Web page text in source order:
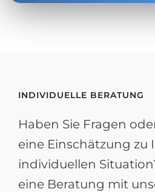
INDIVIDUELLE BERATUNG
Haben Sie Fragen
eine Einschätzung zu
individuellen
eine Beratung mit